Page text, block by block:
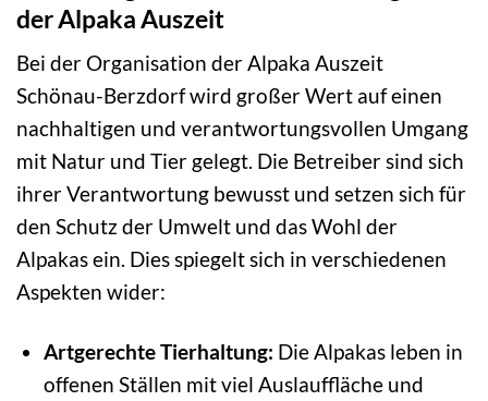
der Alpaka Auszeit
Bei der Organisation der Alpaka Auszeit
Schönau-Berzdorf wird großer Wert auf einen
nachhaltigen und verantwortungsvollen Umgang
mit Natur und Tier gelegt. Die Betreiber sind sich
ihrer Verantwortung bewusst und setzen sich für
den Schutz der Umwelt und das Wohl der
Alpakas ein. Dies spiegelt sich in verschiedenen
Aspekten wider:
Artgerechte Tierhaltung: Die Alpakas leben in
offenen Ställen mit viel Auslauffläche und